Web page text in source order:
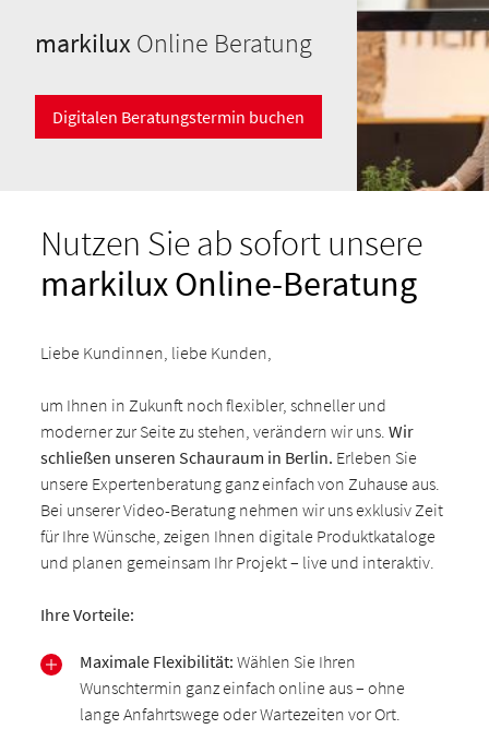
markiluxOnline Beratung
Digitalen Beratungstermin buchen
Nutzen Sie ab sofort unsere
markilux Online-Beratung
Liebe Kundinnen, liebe Kunden,
um Ihnen in Zukunft noch flexibler, schneller und
moderner zur Seite zu stehen, verändern wir uns.Wir
schließen unseren Schauraum in Berlin. Erleben Sie
unsere Expertenberatung ganz einfach von Zuhause aus.
Bei unserer Video-Beratung nehmen wir uns exklusiv Zeit
für Ihre Wünsche, zeigen Ihnen digitale Produktkataloge
und planen gemeinsam Ihr Projekt – live und interaktiv.
Ihre Vorteile:
Maximale Flexibilität: Wählen Sie Ihren
Wunschtermin ganz einfach online aus – ohne
lange Anfahrtswege oder Wartezeiten vor Ort.